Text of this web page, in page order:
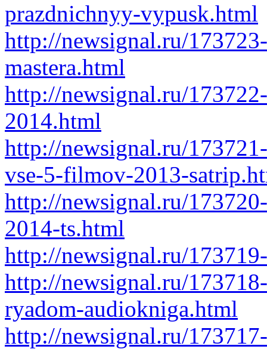
prazdnichnyy-vypusk.html
http://newsignal.ru/
mastera.html
http://newsignal.ru/
2014.html
http://newsignal.ru/
vse-5-filmov-2013-
http://newsignal.ru/
2014-ts.html
http://newsignal.ru/
http://newsignal.ru/
ryadom-audiokniga.html
http://newsignal.ru/